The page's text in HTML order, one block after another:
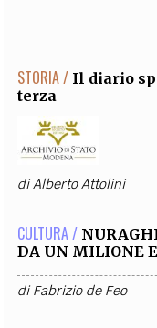
STORIA / Il diario
terza
diAlberto Attolini
CULTURA /
DA UN MILIONE
diFabrizio de Feo